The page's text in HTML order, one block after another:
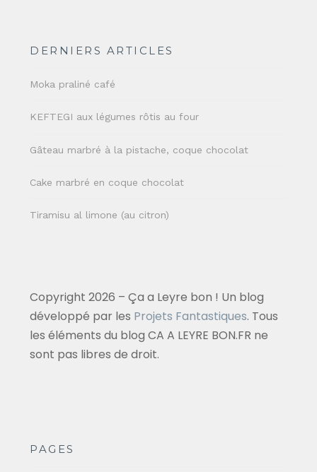
DERNIERS ARTICLES
Moka praliné café
KEFTEGI aux légumes rôtis au four
Gâteau marbré à la pistache, coque chocolat
Cake marbré en coque chocolat
Tiramisu al limone (au citron)
Copyright 2026 – Ça a Leyre bon ! Un blog
développé par les Projets Fantastiques. Tous
les éléments du blog CA A LEYRE BON.FR ne
sont pas libres de droit.
PAGES